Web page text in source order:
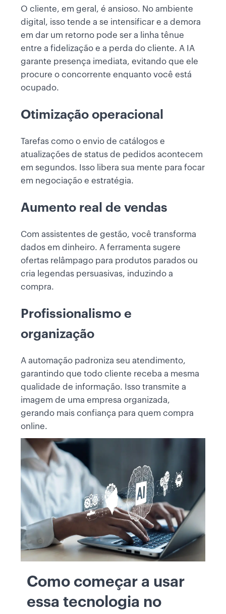
O cliente, em geral, é ansioso. No ambiente
digital, isso tende a se intensificar e a demora
em dar um retorno pode ser a linha tênue
entre a fidelização e a perda do cliente. A IA
garante presença imediata, evitando que ele
procure o concorrente enquanto você está
ocupado.
Otimização operacional
Tarefas como o envio de catálogos e
atualizações de status de pedidos acontecem
em segundos. Isso libera sua mente para focar
em negociação e estratégia.
Aumento real de vendas
Com assistentes de gestão, você transforma
dados em dinheiro. A ferramenta sugere
ofertas relâmpago para produtos parados ou
cria legendas persuasivas, induzindo a
compra.
Profissionalismo e
organização
A automação padroniza seu atendimento,
garantindo que todo cliente receba a mesma
qualidade de informação. Isso transmite a
imagem de uma empresa organizada,
gerando mais confiança para quem compra
online.
Como começar a usar
essa tecnologia no